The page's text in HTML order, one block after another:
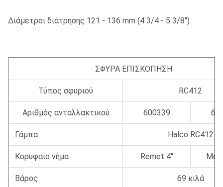
Διάμετροι διάτρησης 121 - 136 mm (4 3/4 - 5 3/8").
ΣΦΥΡΑ ΕΠΙΣΚΟΠΗΣΗ
Τύπος σφυριού RC412
Αριθμός ανταλλακτικού 600339
Γάμπα Halco RC412
Κορυφαίο νήμα Remet 4"
Βάρος 69 κιλά